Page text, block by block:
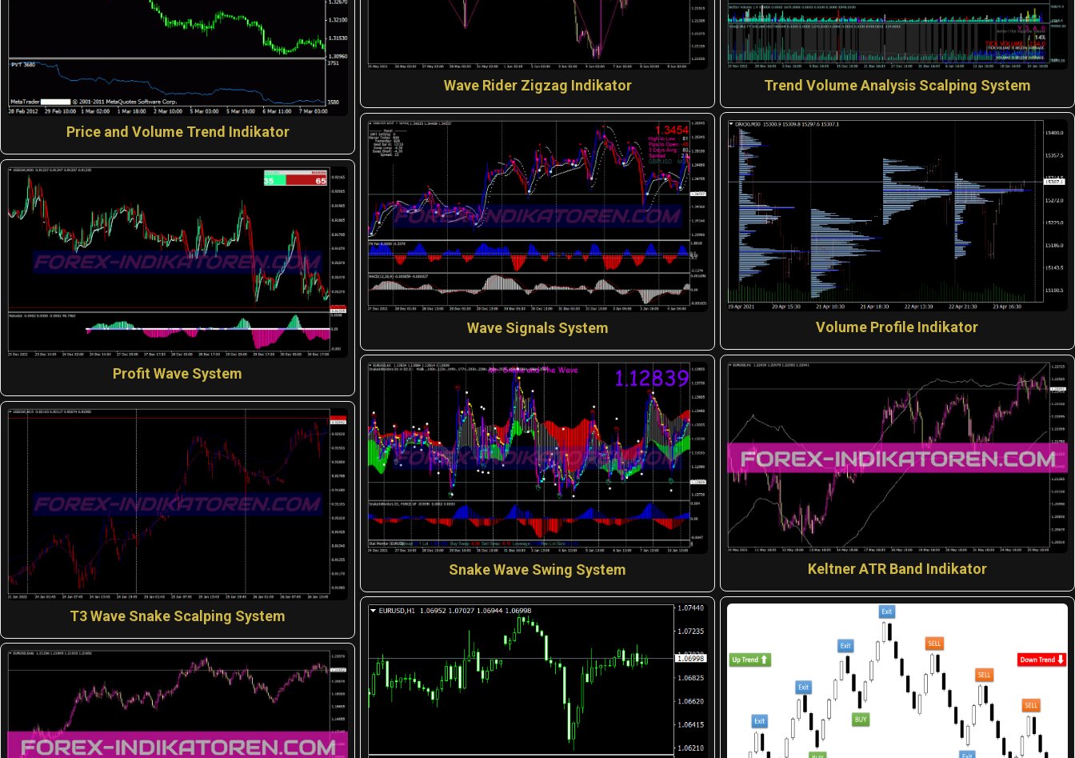
Price and Volume Trend Indikator
Profit Wave System
T3 Wave Snake Scalping System
Wave Rider Zigzag Indikator
Wave Signals System
Snake Wave Swing System
Trend Volume Analysis Scalping System
Volume Profile Indikator
Keltner ATR Band Indikator